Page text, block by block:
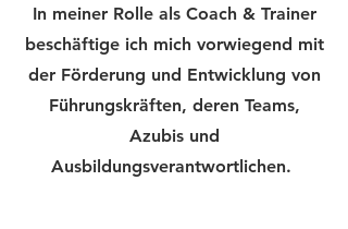
In meiner Rolle als Coach & Trainer
beschäftige ich mich vorwiegend mit
der Förderung und Entwicklung von
Führungskräften, deren Teams,
Azubis und
Ausbildungsverantwortlichen.